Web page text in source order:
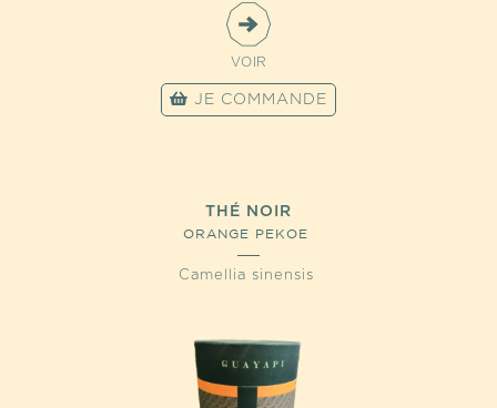
VOIR
JE COMMANDE
THÉ NOIR
ORANGE PEKOE
Camellia sinensis